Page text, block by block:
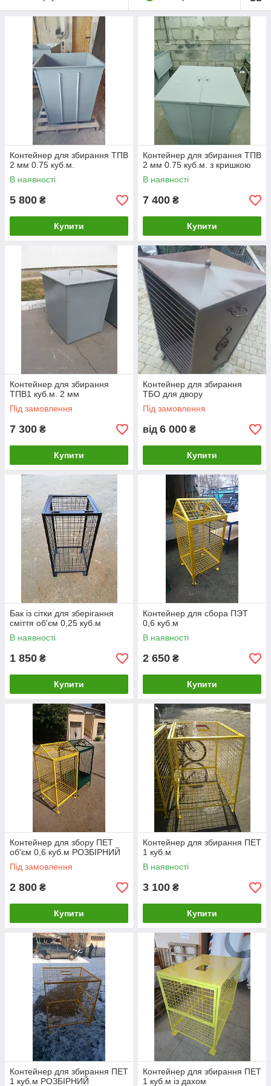
відходів об’ємом 15 — 40 кубів. (вес від
2250Кг) для перевезення важкого
будівельного сміття і металобрухту, для
твердих побутових відходів і великого-
габаритного сміття.
Пресс-контейнери - контейнери обладнані
спеціальним пресувальником.
Пристосуються в супермаркетах,
мережевих магазинах — Щоб зменшити
об’єм сміття — папки, упаковок, коробок.
Контейнери заглибленого типу - це новий
вид контейнерів для сміття, що дозволяє
значно зекономити площу для розміщення
контейнера, 2/3 контейнера заглиблені.
Ззовні контейнер виглядає естетично і не
займає багато місця.
Контейнер для збирання ТПВ
2 мм 0.75 куб.м.
В наявності
5 800 ₴
Купити
Контейнер для збирання ТПВ
2 мм 0.75 куб.м. з кришкою
В наявності
7 400 ₴
Купити
Контейнер для збирання
ТПВ1 куб.м. 2 мм
Під замовлення
7 300 ₴
Купити
Контейнер для збирання
ТБО для двору
Під замовлення
від 6 000 ₴
Купити
Бак із сітки для зберігання
сміття об'єм 0,25 куб.м
В наявності
1 850 ₴
Купити
Контейнер для сбора ПЭТ
0,6 куб.м
В наявності
2 650 ₴
Купити
Контейнер для збору ПЕТ
об'єм 0,6 куб.м РОЗБІРНИЙ
Під замовлення
2 800 ₴
Купити
Контейнер для збирання ПЕТ
1 куб.м
В наявності
3 100 ₴
Купити
Контейнер для збирання ПЕТ
1 куб.м РОЗБІРНИЙ
Контейнер для збирання ПЕТ
1 куб.м із дахом